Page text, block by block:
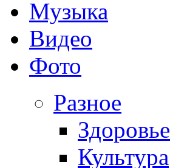
Музыка
Видео
Фото
Разное
Здоровье
Культура